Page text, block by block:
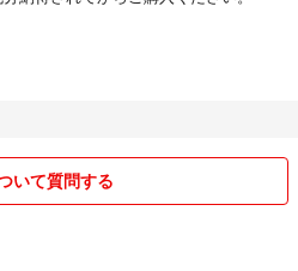
いて質問する